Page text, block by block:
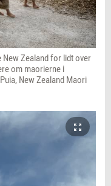
Zealand for lidt over
om maorierne i
New Zealand Maori